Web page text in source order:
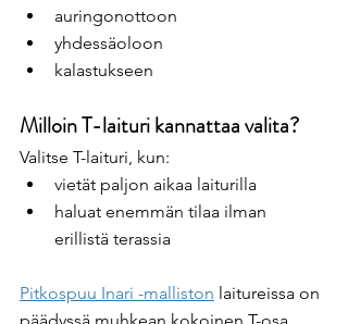
auringonottoon
yhdessäoloon
kalastukseen
Milloin T-laituri kannattaa valita?
Valitse T-laituri, kun:
vietät paljon aikaa laiturilla
haluat enemmän tilaa ilman
erillistä terassia
Pitkospuu Inari -malliston laitureissa on